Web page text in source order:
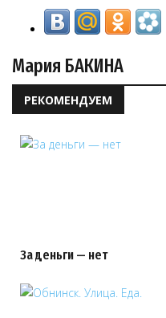
Мария БАКИНА
РЕКОМЕНДУЕМ
За деньги — нет